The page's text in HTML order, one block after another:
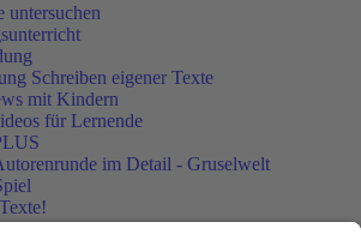
untersuchen
Schreiben eigener Texte
mit Kindern
für Lernende
im Detail - Gruselwelt
Grundschule